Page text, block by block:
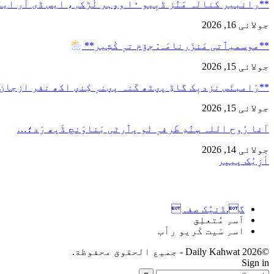
**رانبیر کنالہ مَنٛز ڈبِیو ۱۰ وۄہر لٔڑکہِ، ایس ڈی آر ایفَن…
جولائی 16, 2026
**موسمیٲتی مَنزَرنامَہ: جۆم تہٕ کٔشِیر**
جولائی 15, 2026
**رَامبنَس نزدیٖک گاڈِ پؠٹھ کَنہ پؠنہٕ کِنؠ اکھ نفر
جولائی 15, 2026
آغا رُوح اللہ سٕنٛدِ طَرفہٕ نٔو پٲرٹی بَناوَنچ ڈَپھ رَد؛…
جولائی 14, 2026
أزِیُک پیپر
گ.ڈنیُک صفہ
اَسہِ مُتعلِق
اسہِ سْیت کْریو رأب
©2026 Daily Kahwat - جميع الحقوق محفوظة.
Sign in